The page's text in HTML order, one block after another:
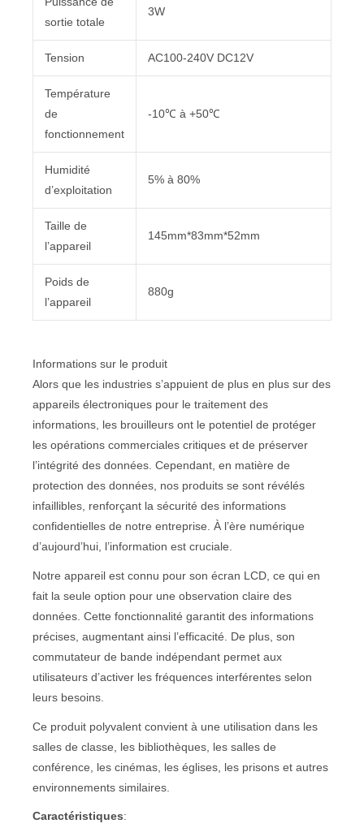
sortie totale
3W
Tension AC100-240V DC12V
Température
de
fonctionnement
-10℃ à +50℃
Humidité
d’exploitation
5% à 80%
Taille de
l’appareil
145mm*83mm*52mm
Poids de
l’appareil
880g
Informations sur le produit
Alors que les industries s’appuient de plus en plus sur des
appareils électroniques pour le traitement des
informations, les brouilleurs ont le potentiel de protéger
les opérations commerciales critiques et de préserver
l’intégrité des données. Cependant, en matière de
protection des données, nos produits se sont révélés
infaillibles, renforçant la sécurité des informations
confidentielles de notre entreprise. À l’ère numérique
d’aujourd’hui, l’information est cruciale.
Notre appareil est connu pour son écran LCD, ce qui en
fait la seule option pour une observation claire des
données. Cette fonctionnalité garantit des informations
précises, augmentant ainsi l’efficacité. De plus, son
commutateur de bande indépendant permet aux
utilisateurs d’activer les fréquences interférentes selon
leurs besoins.
Ce produit polyvalent convient à une utilisation dans les
salles de classe, les bibliothèques, les salles de
conférence, les cinémas, les églises, les prisons et autres
environnements similaires.
Caractéristiques: